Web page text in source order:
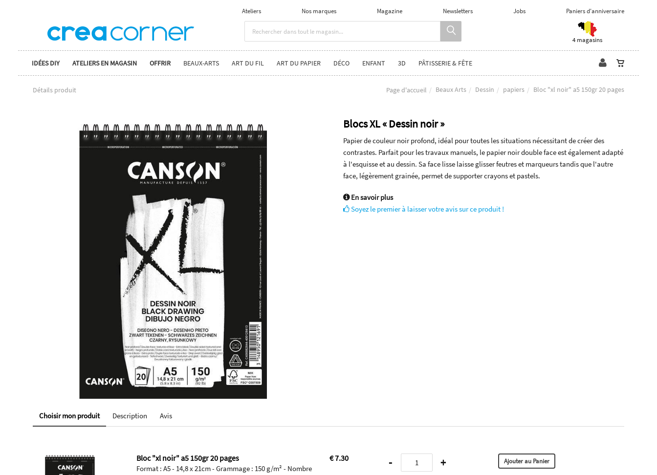
Ateliers Nos marques Magazine Newsletters Jobs Paniers d'anniversaire
4 magasins
IDÉES DIY ATELIERS EN MAGASIN OFFRIR BEAUX-ARTS ART DU FIL ART DU PAPIER DÉCO ENFANT 3D PÂTISSERIE & FÊTE
Détails produit Page d'accueil Beaux Arts Dessin papiers Bloc "xl noir" a5 150gr 20 pages
Blocs XL « Dessin noir »
Papier de couleur noir profond, idéal pour toutes les situations nécessitant de créer des
contrastes. Parfait pour les travaux manuels, le papier noir double face est également adapté
à l'esquisse et au dessin. Sa face lisse laisse glisser feutres et marqueurs tandis que l'autre
face, légèrement grainée, permet de supporter crayons et pastels.
En savoir plus
Soyez le premier à laisser votre avis sur ce produit !
Choisir mon produit Description Avis
Bloc "xl noir" a5 150gr 20 pages
Format : A5 - 14,8 x 21cm - Grammage : 150 g/m² - Nombre
€ 7.30 - +